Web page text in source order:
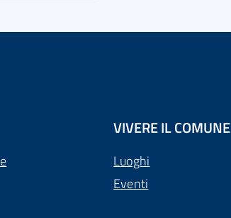
VIVERE IL COMUNE
Luoghi
Eventi